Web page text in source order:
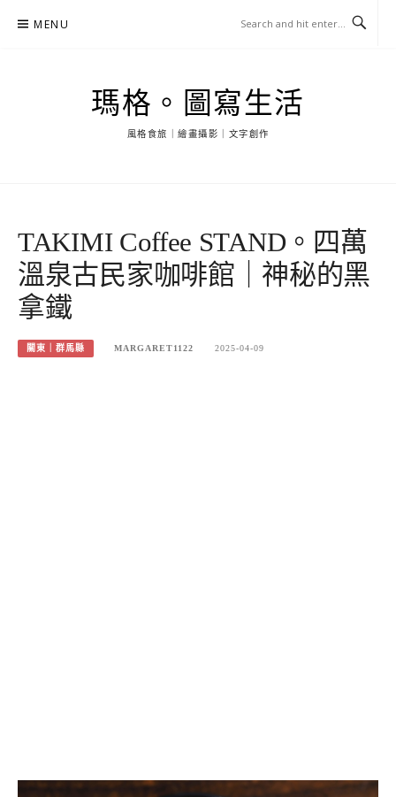
MENU
瑪格。圖寫生活
風格食旅｜繪畫攝影｜文字創作
TAKIMI Coffee STAND。四萬
溫泉古民家咖啡館｜神秘的黑
拿鐵
關東｜群馬縣 MARGARET1122 2025-04-09